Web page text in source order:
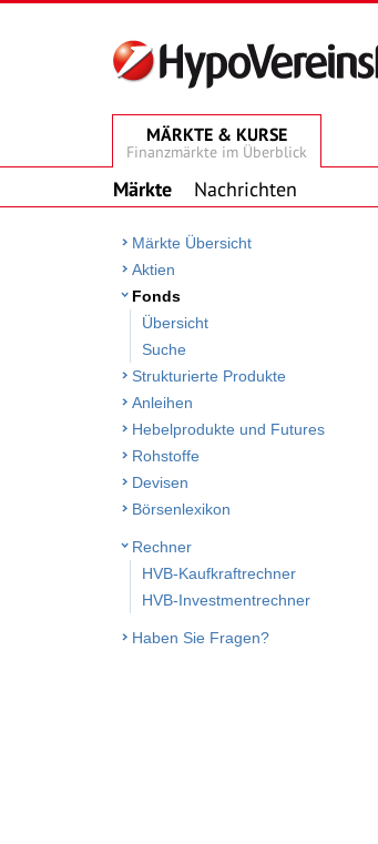
MÄRKTE & KURSE
Finanzmärkte im Überblick
Märkte Nachrichten
Märkte Übersicht
Aktien
Fonds
Übersicht
Suche
Strukturierte Produkte
Anleihen
Hebelprodukte und Futures
Rohstoffe
Devisen
Börsenlexikon
Rechner
HVB-Kaufkraftrechner
HVB-Investmentrechner
Haben Sie Fragen?